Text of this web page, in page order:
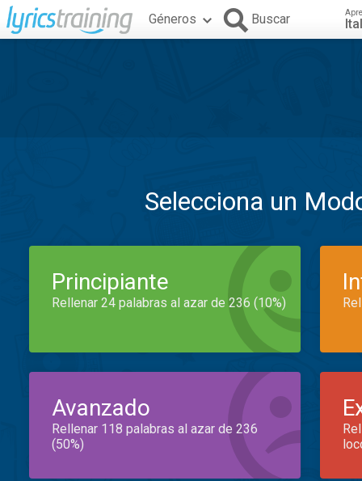
Géneros Buscar
Selecciona un
Principiante
Rellenar 24 palabras al azar de 236 (10%)
Avanzado
Rellenar 118 palabras al azar de 236
(50%)